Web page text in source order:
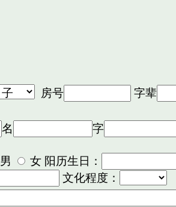
房号
字辈
名
字
男
女 阳历生日：
文化程度：